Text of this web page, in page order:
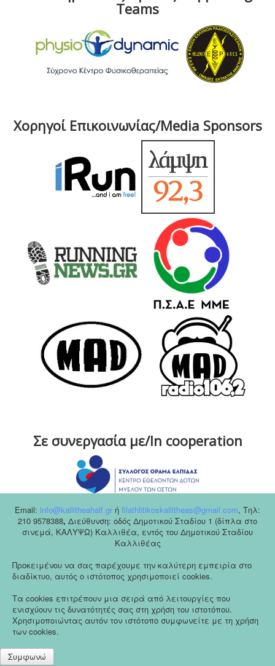
Teams
Χορηγοί Επικοινωνίας/Media Sponsors
Σε συνεργασία με/In cooperation
Email: info@kallitheahalf.gr ή filathlitikoskallitheas@gmail.com, Tηλ:
210 9578388, Διεύθυνση: οδός Δημοτικού Σταδίου 1 (δίπλα στο
σινεμά, ΚΑΛΥΨΩ) Καλλιθέα, εντός του Δημοτικού Σταδίου
Καλλιθέας
Προκειμένου να σας παρέχουμε την καλύτερη εμπειρία στο
διαδίκτυο, αυτός ο ιστότοπος χρησιμοποιεί cookies.
Τα cookies επιτρέπουν μια σειρά από λειτουργίες που
ενισχύουν τις δυνατότητές σας στη χρήση του ιστοτόπου.
Χρησιμοποιώντας αυτόν τον ιστότοπο συμφωνείτε με τη χρήση
των cookies.
Συμφωνώ